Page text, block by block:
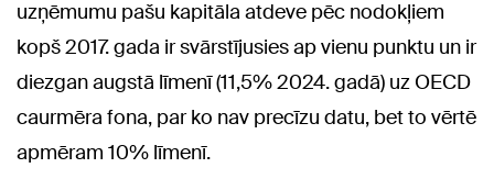
uzņēmumu pašu kapitāla atdeve pēc nodokļiem
kopš 2017. gada ir svārstījusies ap vienu punktu un ir
diezgan augstā līmenī (11,5% 2024. gadā) uz OECD
caurmēra fona, par ko nav precīzu datu, bet to vērtē
apmēram 10% līmenī.